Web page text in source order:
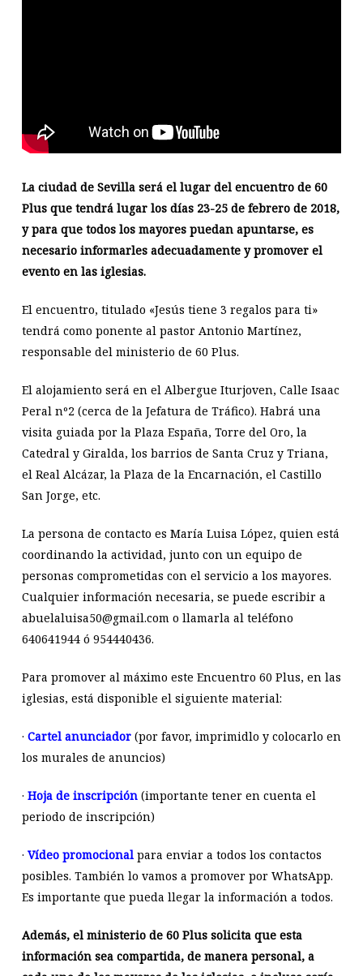
La ciudad de Sevilla será el lugar del encuentro de 60
Plus que tendrá lugar los días 23-25 de febrero de 2018,
y para que todos los mayores puedan apuntarse, es
necesario informarles adecuadamente y promover el
evento en las iglesias.
El encuentro, titulado «Jesús tiene 3 regalos para ti»
tendrá como ponente al pastor Antonio Martínez,
responsable del ministerio de 60 Plus.
El alojamiento será en el Albergue Iturjoven, Calle Isaac
Peral nº2 (cerca de la Jefatura de Tráfico). Habrá una
visita guiada por la Plaza España, Torre del Oro, la
Catedral y Giralda, los barrios de Santa Cruz y Triana,
el Real Alcázar, la Plaza de la Encarnación, el Castillo
San Jorge, etc.
La persona de contacto es María Luisa López, quien está
coordinando la actividad, junto con un equipo de
personas comprometidas con el servicio a los mayores.
Cualquier información necesaria, se puede escribir a
abuelaluisa50@gmail.com o llamarla al teléfono
640641944 ó 954440436.
Para promover al máximo este Encuentro 60 Plus, en las
iglesias, está disponible el siguiente material:
· Cartel anunciador (por favor, imprimidlo y colocarlo en
los murales de anuncios)
· Hoja de inscripción(importante tener en cuenta el
periodo de inscripción)
· Vídeo promocional para enviar a todos los contactos
posibles. También lo vamos a promover por WhatsApp.
Es importante que pueda llegar la información a todos.
Además, el ministerio de 60 Plus solicita que esta
información sea compartida, de manera personal, a